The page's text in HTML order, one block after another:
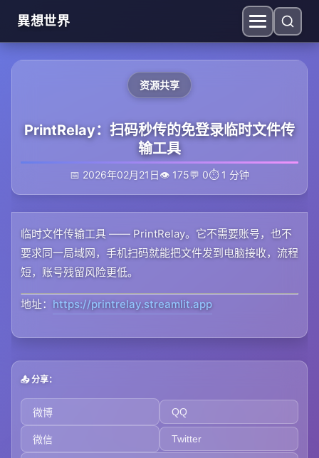
異想世界
资源共享
PrintRelay：扫码秒传的免登录临时文件传
输工具
📅 2026年02月21日👁 175💬 0⏱️ 1 分钟
临时文件传输工具 —— PrintRelay。它不需要账号，也不
要求同一局域网，手机扫码就能把文件发到电脑接收，流程
短，账号残留风险更低。
地址： https://printrelay.streamlit.app
📤 分享：
微博 QQ
微信 Twitter